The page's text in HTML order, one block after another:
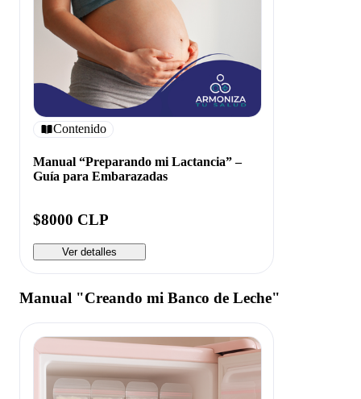
Contenido
Manual “Preparando mi Lactancia” –
Guía para Embarazadas
$8000 CLP
Ver detalles
Manual "Creando mi Banco de Leche"